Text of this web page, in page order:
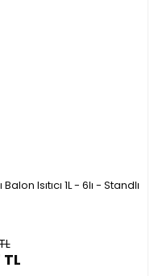
Isıtıcı 1L - 6lı - Standlı